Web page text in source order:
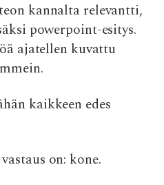
kannalta relevantti,
powerpoint-esitys.
ajatellen kuvattu
kaikkeen edes
on: kone.